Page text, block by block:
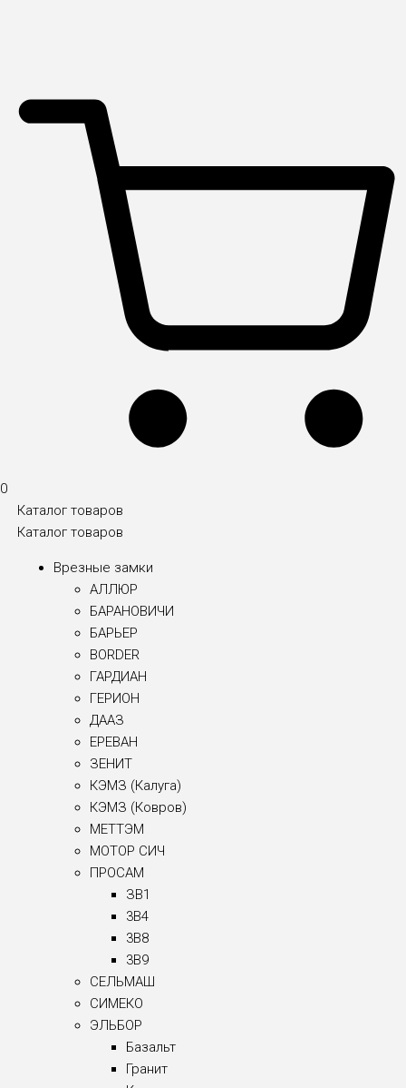
0
Каталог товаров
Каталог товаров
Врезные замки
АЛЛЮР
БАРАНОВИЧИ
БАРЬЕР
BORDER
ГАРДИАН
ГЕРИОН
ДААЗ
ЕРЕВАН
ЗЕНИТ
КЭМЗ (Калуга)
КЭМЗ (Ковров)
МЕТТЭМ
МОТОР СИЧ
ПРОСАМ
ЗВ1
3B4
3B8
3B9
СЕЛЬМАШ
СИМЕКО
ЭЛЬБОР
Базальт
Гранит